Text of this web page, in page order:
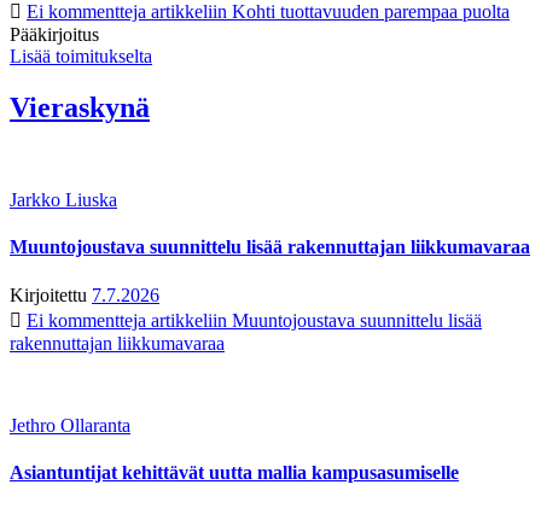
Ei kommentteja artikkeliin Kohti tuottavuuden parempaa puolta
Pääkirjoitus
Lisää toimitukselta
Vieraskynä
Jarkko Liuska
Muuntojoustava suunnittelu lisää rakennuttajan liikkumavaraa
Kirjoitettu 7.7.2026
Ei kommentteja artikkeliin Muuntojoustava suunnittelu lisää
rakennuttajan liikkumavaraa
Jethro Ollaranta
Asiantuntijat kehittävät uutta mallia kampusasumiselle